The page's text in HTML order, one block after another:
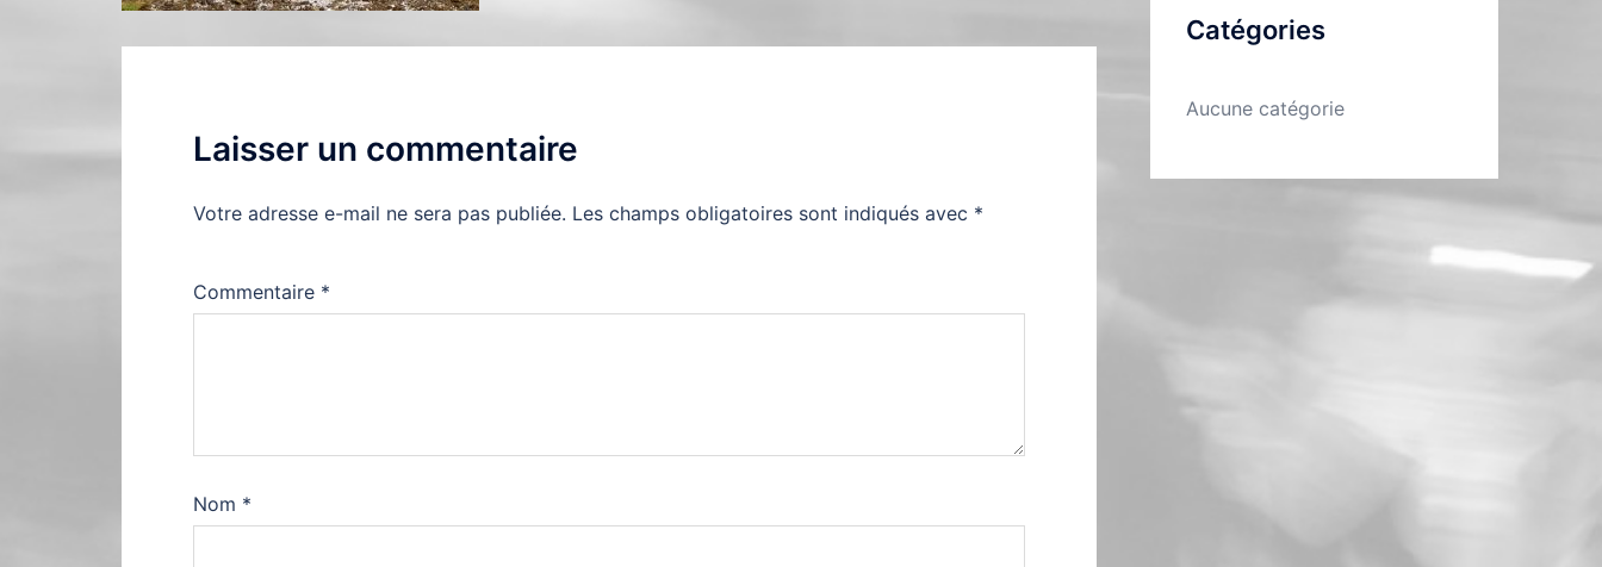
Laisser un commentaire
Votre adresse e-mail ne sera pas publiée. Les champs obligatoires sont indiqués avec *
Commentaire *
Nom *
Catégories
Aucune catégorie